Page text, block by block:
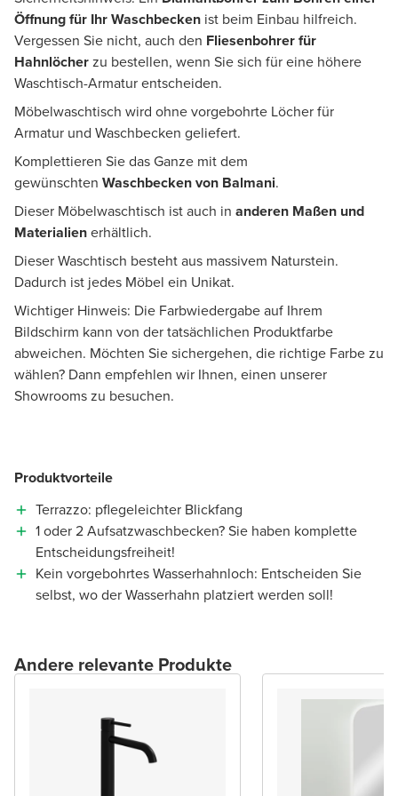
Öffnung für Ihr Waschbecken ist beim Einbau hilfreich.
Vergessen Sie nicht, auch den Fliesenbohrer für
Hahnlöcherzu bestellen, wenn Sie sich für eine höhere
Waschtisch-Armatur entscheiden.
Möbelwaschtisch wird ohne vorgebohrte Löcher für
Armatur und Waschbecken geliefert.
Komplettieren Sie das Ganze mit dem
gewünschten Waschbecken von Balmani.
Dieser Möbelwaschtisch ist auch in anderen Maßen und
Materialienerhältlich.
Dieser Waschtisch besteht aus massivem Naturstein.
Dadurch ist jedes Möbel ein Unikat.
Wichtiger Hinweis: Die Farbwiedergabe auf Ihrem
Bildschirm kann von der tatsächlichen Produktfarbe
abweichen. Möchten Sie sichergehen, die richtige Farbe zu
wählen? Dann empfehlen wir Ihnen, einen unserer
Showrooms zu besuchen.
Produktvorteile
Terrazzo: pflegeleichter Blickfang
1 oder 2 Aufsatzwaschbecken? Sie haben komplette
Entscheidungsfreiheit!
Kein vorgebohrtes Wasserhahnloch: Entscheiden Sie
selbst, wo der Wasserhahn platziert werden soll!
Andere relevante Produkte